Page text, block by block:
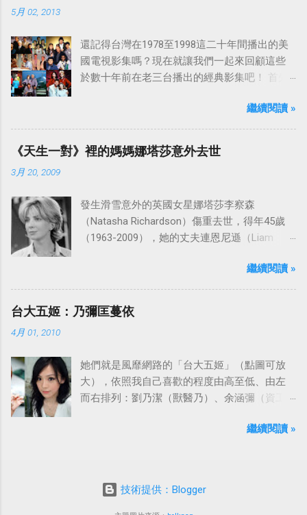
5月 02, 2013
還記得台灣在1978至1998這二十年間播出的美
國電視影集嗎？現在就讓我們一起來回顧這些
於數十年前在老三台播出的經典影集吧！ 首先
「愛之船」（The Love Boat），這部影集最早
是在1977年9月24日至1986年5月24日於美國
ABC頻道首播，共播出了249集。 令人懷念的愛
之船旋律：
繼續閱讀 »
《天生一對》裡的媽媽娜塔莎意外去世
3月 20, 2009
發生滑雪意外的英國女星娜塔莎李察森
（Natasha Richardson）傷重去世，得年45歲
（1963-2009），她的丈夫連恩尼遜（Liam
到傷心，希望外界給他們空間撫平傷痛。繼續閱讀 »
台大五姬：乃彌匡蔓依
4月 01, 2010
她們就是風靡網路的「台大五姬」（點圖可放
大），依照我自己喜歡的程度由高至低、由左
而右排列：劉乃潔（獸醫乃）、余涵彌（資工
蔓）、吳依潔（戲劇依）；這五位正妹透過網
繼續閱讀 »
技術提供：Blogger